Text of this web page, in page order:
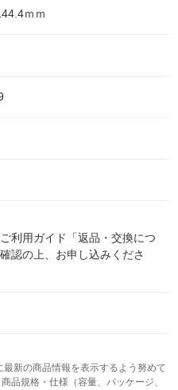
ｍｍ
利用ガイド「返品・交換につ
認の上、お申し込みくださ
新の商品情報を表示するよう努めて
品規格・仕様（容量、パッケージ、